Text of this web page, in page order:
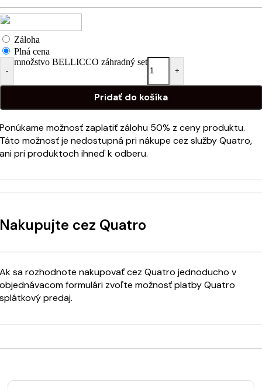
Záloha
Plná cena
-
množstvo BELLICCO záhradný set
+
Pridať do košíka
Ponúkame možnosť zaplatiť zálohu 50% z ceny produktu.
Táto možnosť je nedostupná pri nákupe cez služby Quatro,
ani pri produktoch ihneď k odberu.
Nakupujte cez Quatro
Ak sa rozhodnote nakupovať cez Quatro jednoducho v
objednávacom formulári zvoľte možnosť platby Quatro
splátkový predaj.